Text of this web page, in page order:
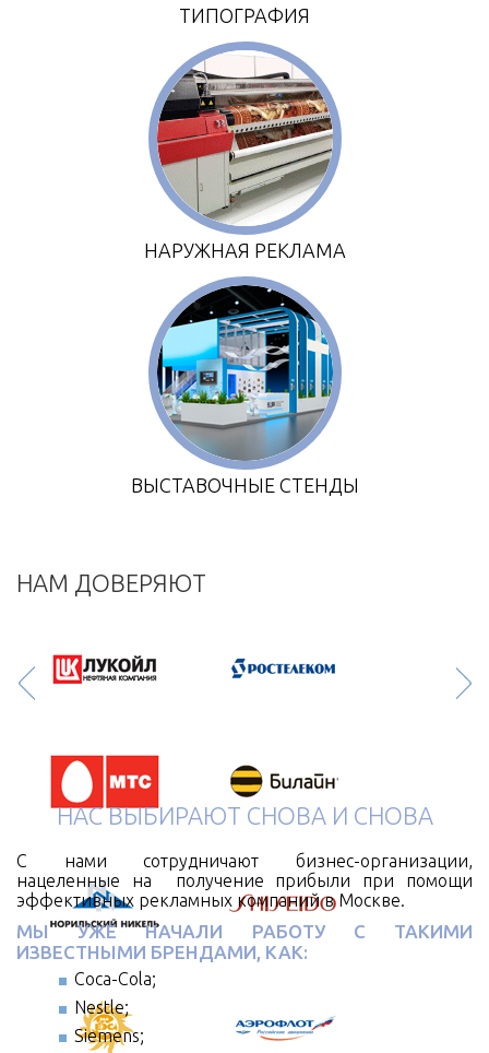
ТИПОГРАФИЯ
НАРУЖНАЯ РЕКЛАМА
ВЫСТАВОЧНЫЕ СТЕНДЫ
НАМ ДОВЕРЯЮТ
НАС ВЫБИРАЮТ СНОВА И СНОВА
С нами сотрудничают бизнес-организации,
нацеленные на получение прибыли при помощи
эффективных рекламных компаний в Москве.
МЫ УЖЕ НАЧАЛИ РАБОТУ С ТАКИМИ
ИЗВЕСТНЫМИ БРЕНДАМИ, КАК:
Coca-Cola;
Nestle;
Siemens;